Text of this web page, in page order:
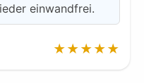
einwandfrei.
★★★★★